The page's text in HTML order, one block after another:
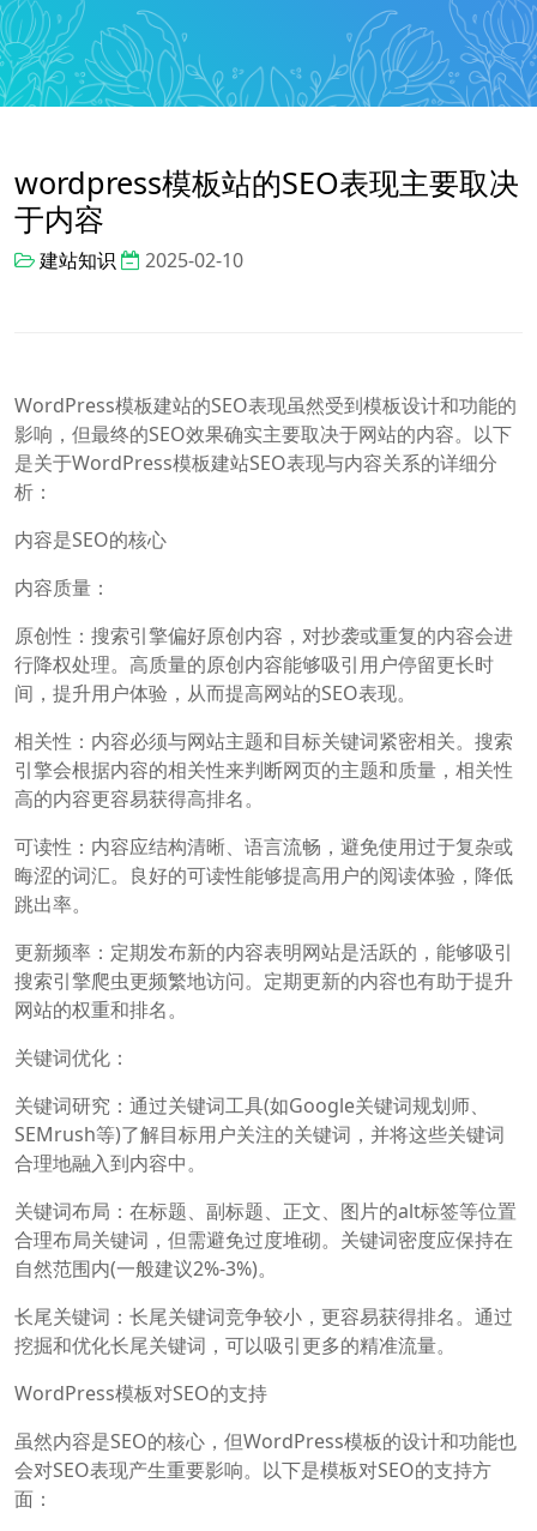
wordpress模板站的SEO表现主要取决
于内容
建站知识 2025-02-10
WordPress模板建站的SEO表现虽然受到模板设计和功能的
影响，但最终的SEO效果确实主要取决于网站的内容。以下
是关于WordPress模板建站SEO表现与内容关系的详细分
析：
内容是SEO的核心
内容质量：
原创性：搜索引擎偏好原创内容，对抄袭或重复的内容会进
行降权处理。高质量的原创内容能够吸引用户停留更长时
间，提升用户体验，从而提高网站的SEO表现。
相关性：内容必须与网站主题和目标关键词紧密相关。搜索
引擎会根据内容的相关性来判断网页的主题和质量，相关性
高的内容更容易获得高排名。
可读性：内容应结构清晰、语言流畅，避免使用过于复杂或
晦涩的词汇。良好的可读性能够提高用户的阅读体验，降低
跳出率。
更新频率：定期发布新的内容表明网站是活跃的，能够吸引
搜索引擎爬虫更频繁地访问。定期更新的内容也有助于提升
网站的权重和排名。
关键词优化：
关键词研究：通过关键词工具(如Google关键词规划师、
SEMrush等)了解目标用户关注的关键词，并将这些关键词
合理地融入到内容中。
关键词布局：在标题、副标题、正文、图片的alt标签等位置
合理布局关键词，但需避免过度堆砌。关键词密度应保持在
自然范围内(一般建议2%-3%)。
长尾关键词：长尾关键词竞争较小，更容易获得排名。通过
挖掘和优化长尾关键词，可以吸引更多的精准流量。
WordPress模板对SEO的支持
虽然内容是SEO的核心，但WordPress模板的设计和功能也
会对SEO表现产生重要影响。以下是模板对SEO的支持方
面：